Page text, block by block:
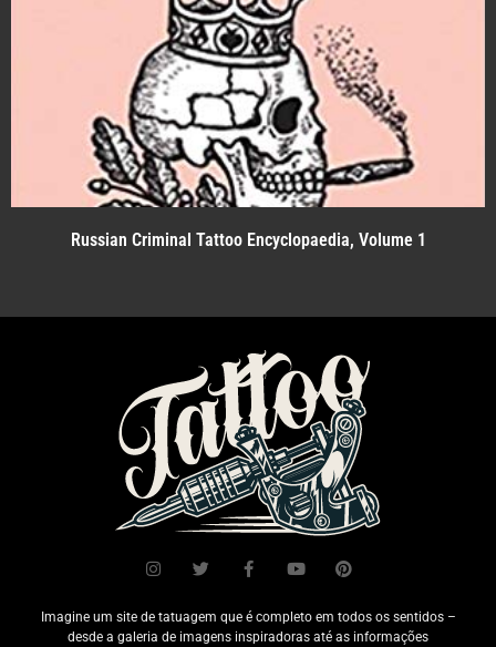
Russian Criminal Tattoo Encyclopaedia, Volume 1
Imagine um site de tatuagem que é completo em todos os sentidos –
desde a galeria de imagens inspiradoras até as informações